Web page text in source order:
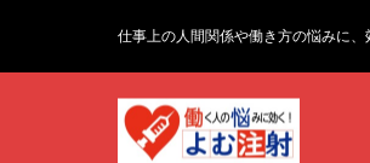
仕事上の人間関係や働き方の悩みに